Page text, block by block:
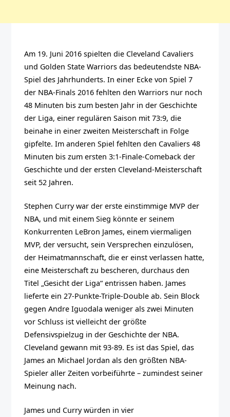
Am 19. Juni 2016 spielten die Cleveland Cavaliers
und Golden State Warriors das bedeutendste NBA-
Spiel des Jahrhunderts. In einer Ecke von Spiel 7
der NBA-Finals 2016 fehlten den Warriors nur noch
48 Minuten bis zum besten Jahr in der Geschichte
der Liga, einer regulären Saison mit 73:9, die
beinahe in einer zweiten Meisterschaft in Folge
gipfelte. Im anderen Spiel fehlten den Cavaliers 48
Minuten bis zum ersten 3:1-Finale-Comeback der
Geschichte und der ersten Cleveland-Meisterschaft
seit 52 Jahren.
Stephen Curry war der erste einstimmige MVP der
NBA, und mit einem Sieg könnte er seinem
Konkurrenten LeBron James, einem viermaligen
MVP, der versucht, sein Versprechen einzulösen,
der Heimatmannschaft, die er einst verlassen hatte,
eine Meisterschaft zu bescheren, durchaus den
Titel „Gesicht der Liga“ entrissen haben. James
lieferte ein 27-Punkte-Triple-Double ab. Sein Block
gegen Andre Iguodala weniger als zwei Minuten
vor Schluss ist vielleicht der größte
Defensivspielzug in der Geschichte der NBA.
Cleveland gewann mit 93-89. Es ist das Spiel, das
James an Michael Jordan als den größten NBA-
Spieler aller Zeiten vorbeiführte – zumindest seiner
Meinung nach.
James und Curry würden in vier